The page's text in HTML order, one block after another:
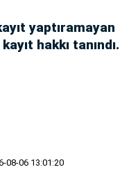
yaptıramayan
hakkı tanındı.
08-06 13:01:20